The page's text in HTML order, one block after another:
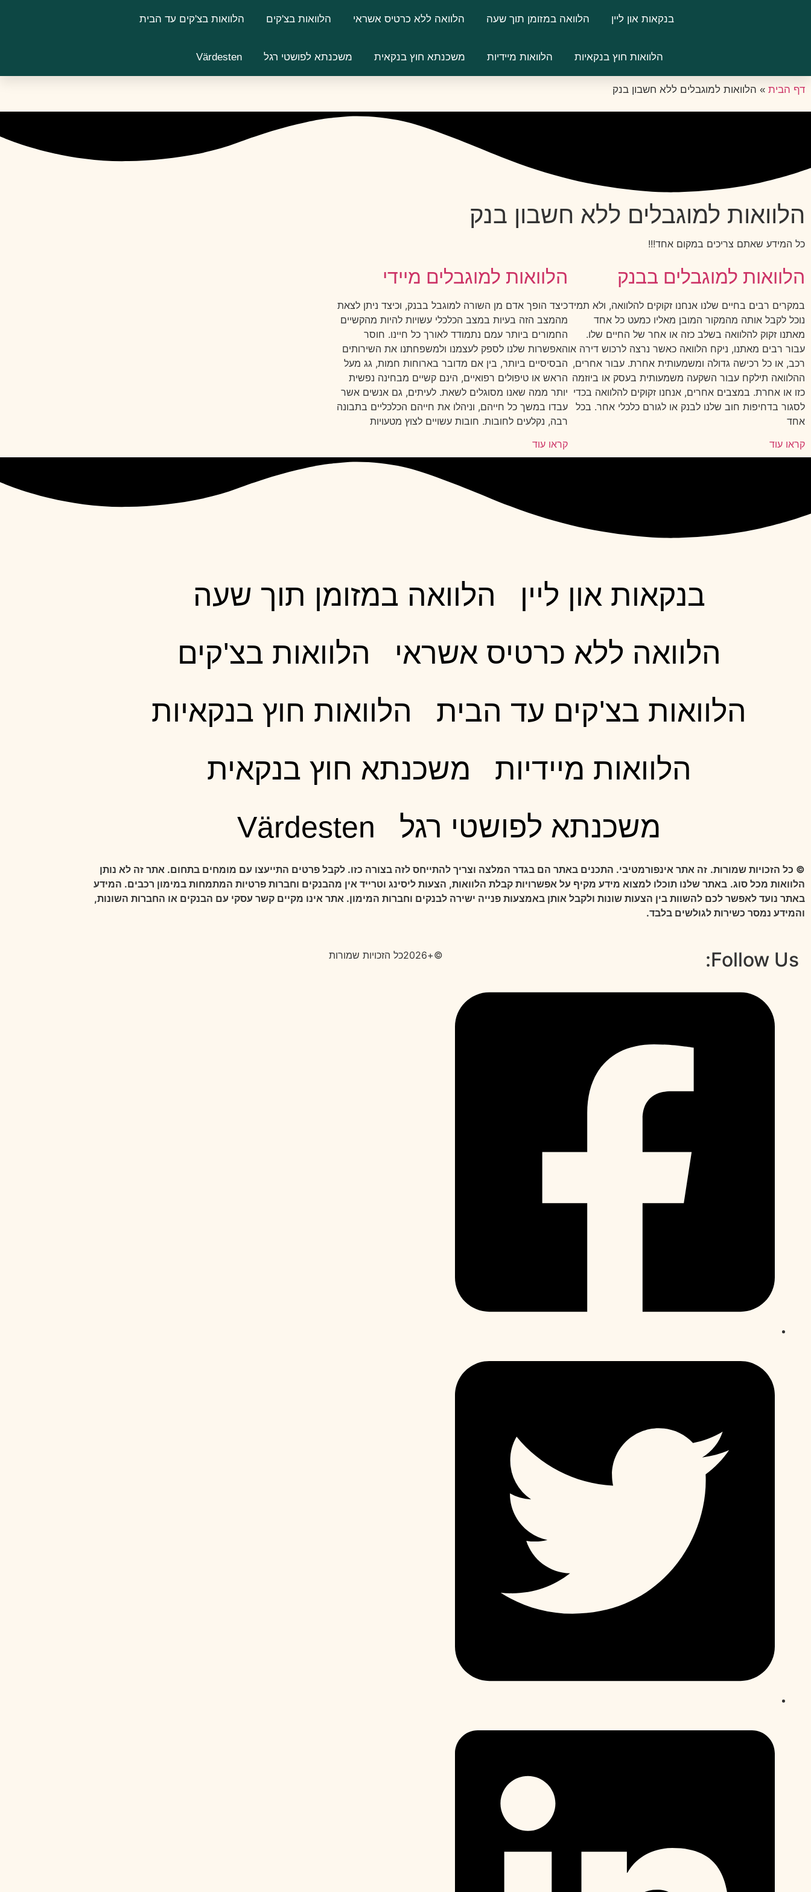
בנקאות און ליין הלוואה במזומן תוך שעה הלוואה ללא כרטיס אשראי הלוואות בצ'קים הלוואות בצ'קים עד הבית
הלוואות חוץ בנקאיות הלוואות מיידיות משכנתא חוץ בנקאית משכנתא לפושטי רגל Värdesten
דף הבית » הלוואות למוגבלים ללא חשבון בנק
הלוואות למוגבלים ללא חשבון בנק
כל המידע שאתם צריכים במקום אחד!!!
הלוואות למוגבלים בבנק
במקרים רבים בחיים שלנו אנחנו זקוקים להלוואה, ולא תמיד
נוכל לקבל אותה מהמקור המובן מאליו כמעט כל אחד
מאתנו זקוק להלוואה בשלב כזה או אחר של החיים שלו.
עבור רבים מאתנו, ניקח הלוואה כאשר נרצה לרכוש דירה או
רכב, או כל רכישה גדולה ומשמעותית אחרת. עבור אחרים,
ההלוואה תילקח עבור השקעה משמעותית בעסק או ביוזמה
כזו או אחרת. במצבים אחרים, אנחנו זקוקים להלוואה בכדי
לסגור בדחיפות חוב שלנו לבנק או לגורם כלכלי אחר. בכל
אחד
קראו עוד
הלוואות למוגבלים מיידי
כיצד הופך אדם מן השורה למוגבל בבנק, וכיצד ניתן לצאת
מהמצב הזה בעיות במצב הכלכלי עשויות להיות מהקשיים
החמורים ביותר עמם נתמודד לאורך כל חיינו. חוסר
האפשרות שלנו לספק לעצמנו ולמשפחתנו את השירותים
הבסיסיים ביותר, בין אם מדובר בארוחות חמות, גג מעל
הראש או טיפולים רפואיים, הינם קשיים מבחינה נפשית
יותר ממה שאנו מסוגלים לשאת. לעיתים, גם אנשים אשר
עבדו במשך כל חייהם, וניהלו את חייהם הכלכליים בתבונה
רבה, נקלעים לחובות. חובות עשויים לצוץ מטעויות
קראו עוד
בנקאות און ליין
הלוואה במזומן תוך שעה
הלוואה ללא כרטיס אשראי
הלוואות בצ'קים
הלוואות בצ'קים עד הבית
הלוואות חוץ בנקאיות
הלוואות מיידיות
משכנתא חוץ בנקאית
משכנתא לפושטי רגל
Värdesten
© כל הזכויות שמורות. זה אתר אינפורמטיבי. התכנים באתר הם בגדר המלצה וצריך להתייחס לזה בצורה כזו. לקבל פרטים התייעצו עם מומחים בתחום. אתר זה לא נותן
הלוואות מכל סוג. באתר שלנו תוכלו למצוא מידע מקיף על אפשרויות קבלת הלוואות, הצעות ליסינג וטרייד אין מהבנקים וחברות פרטיות המתמחות במימון רכבים. המידע
באתר נועד לאפשר לכם להשוות בין הצעות שונות ולקבל אותן באמצעות פנייה ישירה לבנקים וחברות המימון. אתר אינו מקיים קשר עסקי עם הבנקים או החברות השונות,
והמידע נמסר כשירות לגולשים בלבד.
Follow Us: ©+2026כל הזכויות שמורות